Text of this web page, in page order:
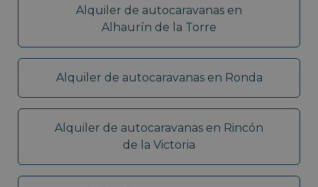
Alquiler de autocaravanas en
Alhaurín de la Torre
Alquiler de autocaravanas en Ronda
Alquiler de autocaravanas en Rincón
de la Victoria